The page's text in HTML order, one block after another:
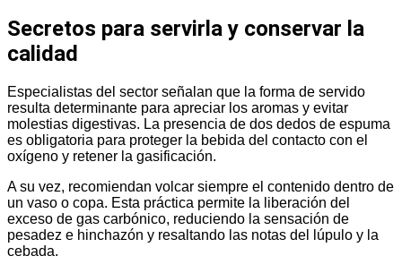
Secretos para servirla y conservar la
calidad
Especialistas del sector señalan que la forma de servido
resulta determinante para apreciar los aromas y evitar
molestias digestivas. La presencia de dos dedos de espuma
es obligatoria para proteger la bebida del contacto con el
oxígeno y retener la gasificación.
A su vez, recomiendan volcar siempre el contenido dentro de
un vaso o copa. Esta práctica permite la liberación del
exceso de gas carbónico, reduciendo la sensación de
pesadez e hinchazón y resaltando las notas del lúpulo y la
cebada.